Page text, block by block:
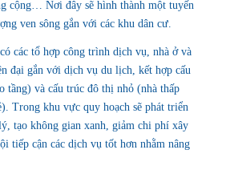
cộng… Nơi đây sẽ hình thành một tuyến
ven sông gắn với các khu dân cư.
các tổ hợp công trình dịch vụ, nhà ở và
đại gắn với dịch vụ du lịch, kết hợp cấu
tầng) và cấu trúc đô thị nhỏ (nhà thấp
Trong khu vực quy hoạch sẽ phát triển
tạo không gian xanh, giảm chi phí xây
tiếp cận các dịch vụ tốt hơn nhằm nâng